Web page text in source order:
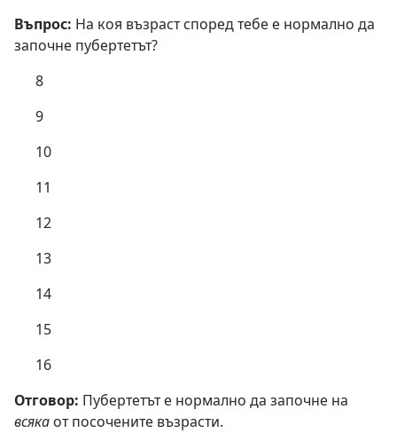
Въпрос: На коя възраст според тебе е нормално да
започне пубертетът?
8
9
10
11
12
13
14
15
16
Отговор: Пубертетът е нормално да започне на
всякаот посочените възрасти.